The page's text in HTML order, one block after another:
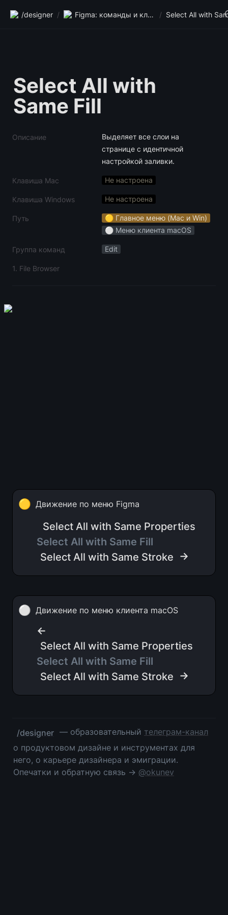
/designer / Figma: команды и клавиши / Select All with
Select All with
Same Fill
Описание
Выделяет все слои на
странице с идентичной
настройкой заливки.
Клавиша Mac Не настроена
Клавиша Windows Не настроена
Путь
🟡 Главное меню (Mac и Win)
⚪️ Меню клиента macOS
Группа команд Edit
1. File Browser
🟡 Движение по меню Figma
Select All with Same Properties
Select All with Same Fill
Select All with Same Stroke →
⚪ Движение по меню клиента macOS
←
Select All with Same Properties
Select All with Same Fill
Select All with Same Stroke →
/designer — образовательный телеграм-канал
о продуктовом дизайне и инструментах для
него, о карьере дизайнера и эмиграции.
Опечатки и обратную связь → @okunev